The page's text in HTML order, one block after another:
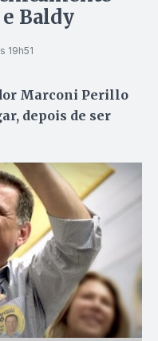
Baldy
19h51
Marconi Perillo
depois de ser